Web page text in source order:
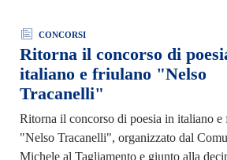
CONCORSI
Ritorna il concorso di
italiano e friulano "Nelso
Tracanelli"
Ritorna il concorso di poesia in italiano e
"Nelso Tracanelli", organizzato dal
Michele al Tagliamento e giunto alla